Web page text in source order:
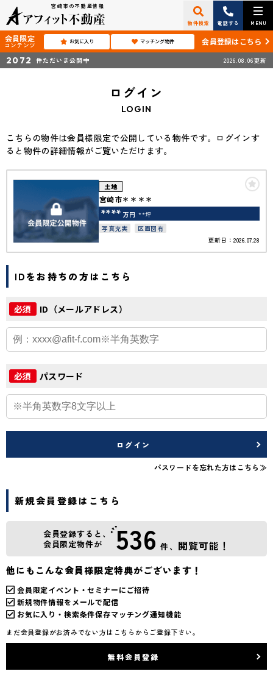
宮崎市の不動産情報
物件検索 電話する MENU
会員限定
コンテンツ お気に入り マッチング物件 会員登録はこちら
2072 件ただいま公開中 2026.08.06更新
ログイン
LOGIN
こちらの物件は会員様限定で公開している物件です。ログインす
ると物件の詳細情報がご覧いただけます。
土地
宮崎市＊＊＊＊
**** 万円 **坪
写真充実
区画図有
更新日：2026.07.28
IDをお持ちの方はこちら
必須 ID（メールアドレス）
必須 パスワード
ログイン
パスワードを忘れた方はこちら≫
新規会員登録はこちら
会員登録すると、
会員限定物件が
536 件、 閲覧可能！
他にもこんな会員様限定特典がございます！
会員限定イベント・セミナーにご招待
新規物件情報をメールで配信
お気に入り・検索条件保存マッチング通知機能
まだ会員登録がお済みでない方はこちらからご登録下さい。
無料会員登録